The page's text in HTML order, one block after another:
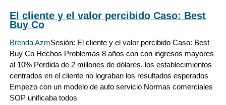
El cliente y el valor percibido Caso: Best
Buy Co
Brenda AzmSesión: El cliente y el valor percibido Caso: Best
Buy Co Hechos Problemas 8 años con con ingresos mayores
al 10% Perdida de 2 millones de dólares. los establecimientos
centrados en el cliente no lograban los resultados esperados
Empezo con un modelo de auto servicio Normas comerciales
SOP unificaba todos